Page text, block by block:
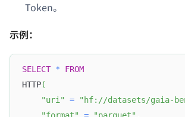
Token。
示例：
SELECT *
FROM
HTTP(
"uri"
=
"hf://datasets/gaia-